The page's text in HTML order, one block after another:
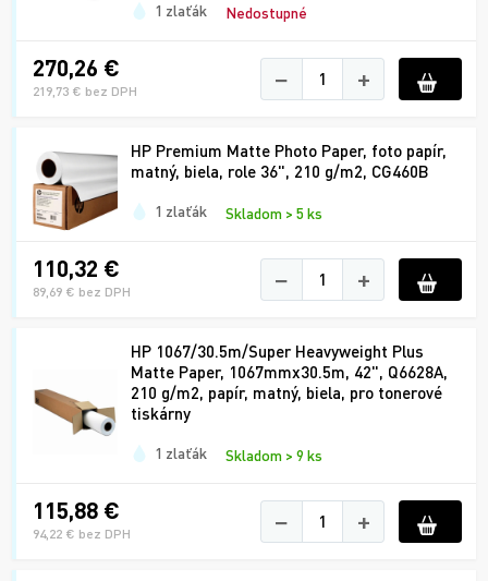
1 zlaťák Nedostupné
270,26 €
219,73 € bez DPH − +
HP Premium Matte Photo Paper, foto papír,
matný, biela, role 36", 210 g/m2, CG460B
1 zlaťák Skladom > 5 ks
110,32 €
89,69 € bez DPH − +
HP 1067/30.5m/Super Heavyweight Plus
Matte Paper, 1067mmx30.5m, 42", Q6628A,
210 g/m2, papír, matný, biela, pro tonerové
tiskárny
1 zlaťák Skladom > 9 ks
115,88 €
94,22 € bez DPH − +